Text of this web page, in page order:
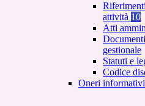
attività 10
Atti
gestionale
Statuti e
Codice
Oneri